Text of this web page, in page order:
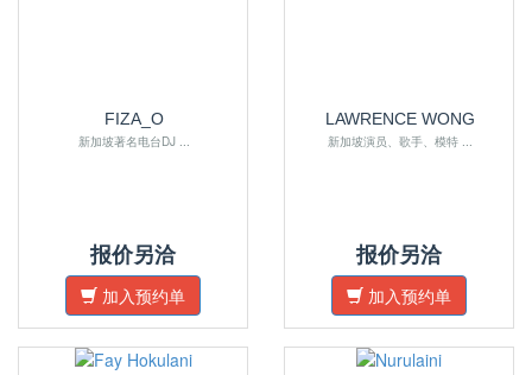
FIZA_O
新加坡著名电台DJ ...
报价另洽
加入预约单
LAWRENCE WONG
新加坡演员、歌手、模特 ...
报价另洽
加入预约单